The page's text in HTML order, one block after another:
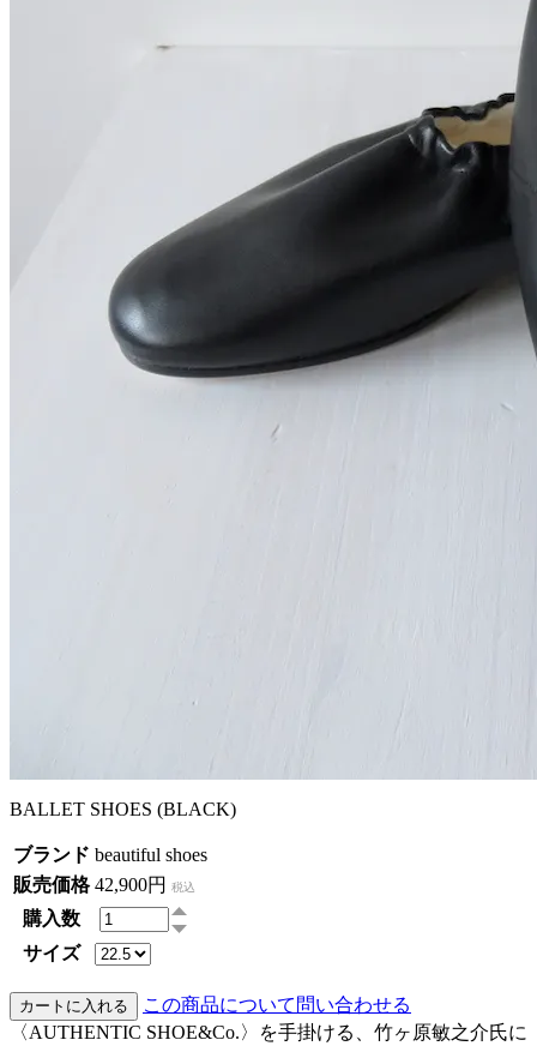
BALLET SHOES (BLACK)
ブランド beautiful shoes
販売価格 42,900円 税込
購入数
サイズ
この商品について問い合わせる
〈AUTHENTIC SHOE&Co.〉を手掛ける、竹ヶ原敏之介氏に